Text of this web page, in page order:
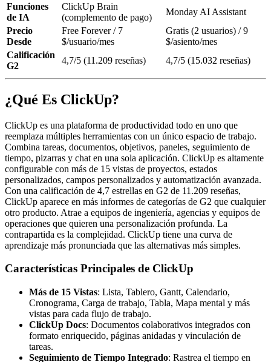
Funciones
de IA
ClickUp Brain
(complemento de pago)
Monday AI Assistant
Precio
Desde
Free Forever / 7
$/usuario/mes
Gratis (2 usuarios) / 9
$/asiento/mes
Calificación
G2
4,7/5 (11.209 reseñas) 4,7/5 (15.032 reseñas)
¿Qué Es ClickUp?
ClickUp es una plataforma de productividad todo en uno que
reemplaza múltiples herramientas con un único espacio de trabajo.
Combina tareas, documentos, objetivos, paneles, seguimiento de
tiempo, pizarras y chat en una sola aplicación. ClickUp es altamente
configurable con más de 15 vistas de proyectos, estados
personalizados, campos personalizados y automatización avanzada.
Con una calificación de 4,7 estrellas en G2 de 11.209 reseñas,
ClickUp aparece en más informes de categorías de G2 que cualquier
otro producto. Atrae a equipos de ingeniería, agencias y equipos de
operaciones que quieren una personalización profunda. La
contrapartida es la complejidad. ClickUp tiene una curva de
aprendizaje más pronunciada que las alternativas más simples.
Características Principales de ClickUp
Más de 15 Vistas: Lista, Tablero, Gantt, Calendario,
Cronograma, Carga de trabajo, Tabla, Mapa mental y más
vistas para cada flujo de trabajo.
ClickUp Docs: Documentos colaborativos integrados con
formato enriquecido, páginas anidadas y vinculación de
tareas.
Seguimiento de Tiempo Integrado: Rastrea el tiempo en